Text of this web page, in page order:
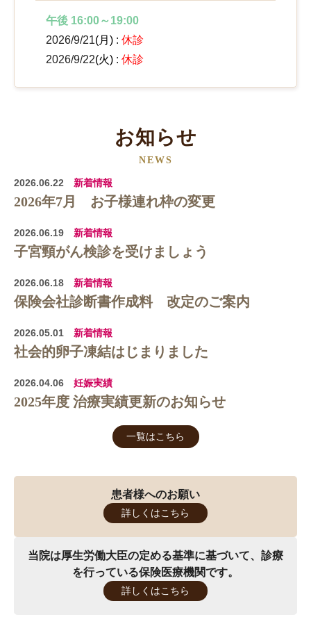
午後 16:00～19:00
2026/9/21(月) : 休診
2026/9/22(火) : 休診
お知らせ
NEWS
2026.06.22 新着情報
2026年7月 お子様連れ枠の変更
2026.06.19 新着情報
子宮頸がん検診を受けましょう
2026.06.18 新着情報
保険会社診断書作成料 改定のご案内
2026.05.01 新着情報
社会的卵子凍結はじまりました
2026.04.06 妊娠実績
2025年度 治療実績更新のお知らせ
一覧はこちら
患者様へのお願い
詳しくはこちら
当院は厚生労働大臣の定める基準に基づいて、 診療
を行っている保険医療機関です。
詳しくはこちら